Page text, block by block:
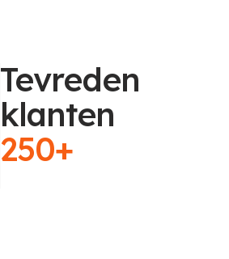
Tevreden
klanten
250+